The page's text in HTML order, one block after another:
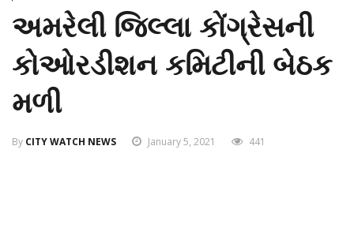
અમરેલી જિલ્લા કોંગ્રેસની
કોઓરડીશન કમિટીની બેઠક
મળી
By CITY WATCH NEWS January 5, 2021 441